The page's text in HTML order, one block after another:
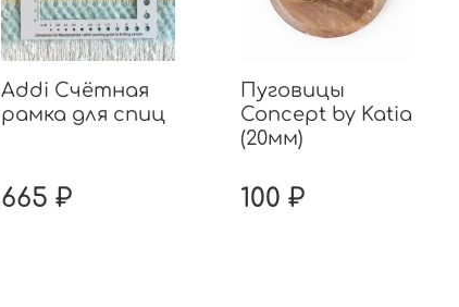
Addi Счётная
рамка для спиц
665 ₽
Пуговицы
Concept by Katia
(20мм)
100 ₽